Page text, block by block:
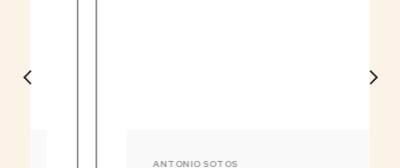
ANTONIO SOTOS